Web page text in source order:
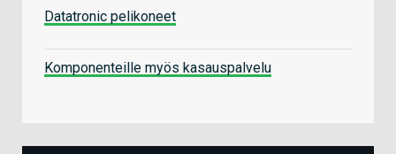
Datatronic pelikoneet
Komponenteille myös kasauspalvelu